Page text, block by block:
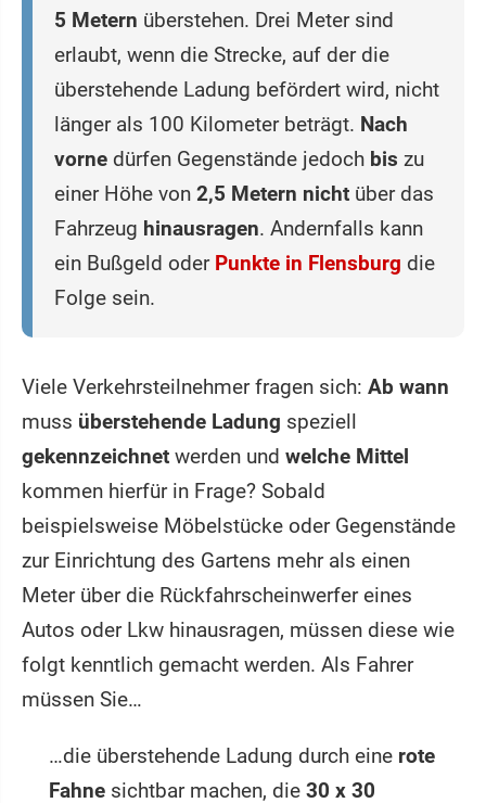
5 Metern überstehen. Drei Meter sind
erlaubt, wenn die Strecke, auf der die
überstehende Ladung befördert wird, nicht
länger als 100 Kilometer beträgt. Nach
vorne dürfen Gegenstände jedoch bis zu
einer Höhe von 2,5 Metern nicht über das
Fahrzeug hinausragen. Andernfalls kann
ein Bußgeld oder Punkte in Flensburg die
Folge sein.
Viele Verkehrsteilnehmer fragen sich: Ab wann
muss überstehende Ladung speziell
gekennzeichnet werden und welche Mittel
kommen hierfür in Frage? Sobald
beispielsweise Möbelstücke oder Gegenstände
zur Einrichtung des Gartens mehr als einen
Meter über die Rückfahrscheinwerfer eines
Autos oder Lkw hinausragen, müssen diese wie
folgt kenntlich gemacht werden. Als Fahrer
müssen Sie…
…die überstehende Ladung durch eine rote
Fahne sichtbar machen, die 30 x 30